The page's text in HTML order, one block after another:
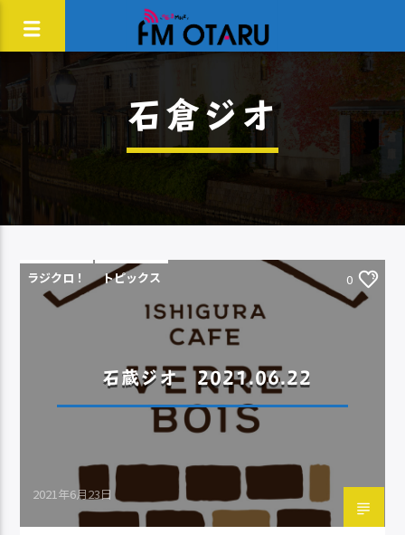
石倉ジオ
ラジクロ！ トピックス 0
石蔵ジオ 2021.06.22
2021年6月23日